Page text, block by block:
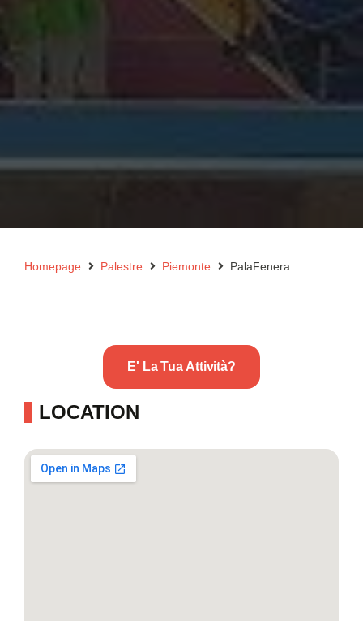
Homepage Palestre Piemonte PalaFenera
E' La Tua Attività?
LOCATION